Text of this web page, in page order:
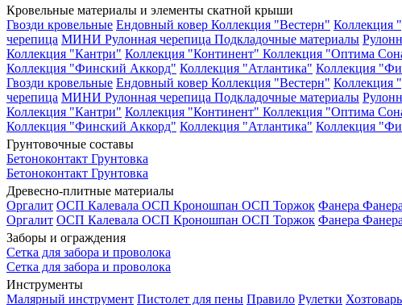
Кровельные материалы и элементы скатной крыши
Гвозди кровельные Ендовный ковер Коллекция "Вестерн" Коллекция
черепица МИНИ Рулонная черепица Подкладочные материалы
Коллекция "Кантри" Коллекция "Континент" Коллекция "Оптима
Коллекция "Финский Аккорд" Коллекция "Атлантика" Коллекция
Гвозди кровельные Ендовный ковер Коллекция "Вестерн" Коллекция
черепица МИНИ Рулонная черепица Подкладочные материалы
Коллекция "Кантри" Коллекция "Континент" Коллекция "Оптима
Коллекция "Финский Аккорд" Коллекция "Атлантика" Коллекция
Грунтовочные составы
Бетоноконтакт Грунтовка
Бетоноконтакт Грунтовка
Древесно-плитные материалы
Оргалит ОСП Калевала ОСП Кроношпан ОСП Торжок Фанера
Оргалит ОСП Калевала ОСП Кроношпан ОСП Торжок Фанера
Заборы и ограждения
Сетка для забора и проволока
Сетка для забора и проволока
Инструменты
Малярный инструмент Пистолет для пены Правило Рулетки